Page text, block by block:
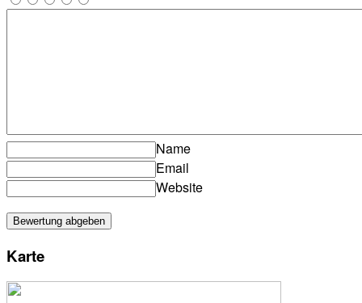
Name
Email
Website
Karte